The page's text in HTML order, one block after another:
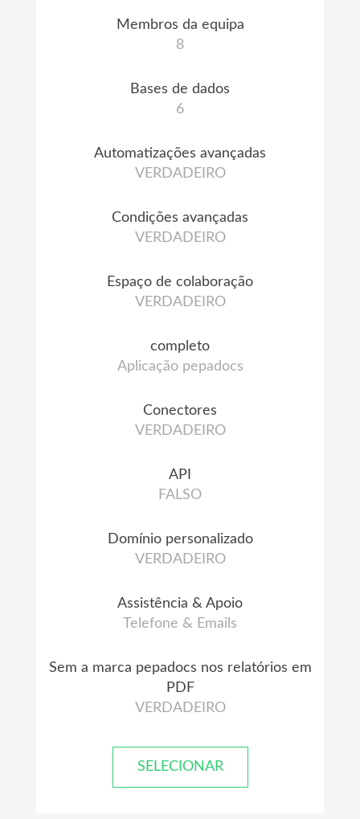
Membros da equipa
8
Bases de dados
6
Automatizações avançadas
VERDADEIRO
Condições avançadas
VERDADEIRO
Espaço de colaboração
VERDADEIRO
completo
Aplicação pepadocs
Conectores
VERDADEIRO
API
FALSO
Domínio personalizado
VERDADEIRO
Assistência & Apoio
Telefone & Emails
Sem a marca pepadocs nos relatórios em
PDF
VERDADEIRO
SELECIONAR